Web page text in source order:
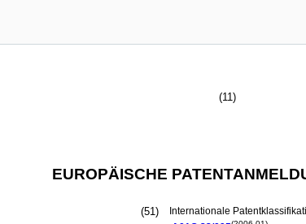
(11)
EUROPÄISCHE
(51)
Internationale